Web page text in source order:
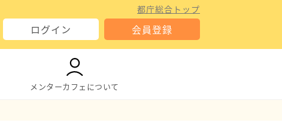
都庁総合トップ
ログイン 会員登録
メンターカフェについて